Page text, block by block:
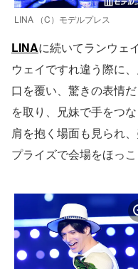
LINA （C）モデルプレス
LINAに続いてランウェ
ウェイですれ違う際に
口を覆い、驚きの表情
を取り、兄妹で手をつ
肩を抱く場面も見られ
プライズで会場をほっこ